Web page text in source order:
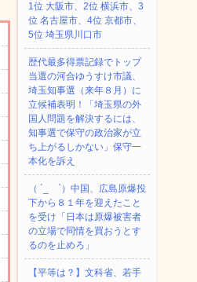
1位 大阪市、2位 横浜市、3
位 名古屋市、4位 京都市、
5位 埼玉県川口市
歴代最多得票記録でトップ
当選の河合ゆうすけ市議、
埼玉知事選（来年８月）に
立候補表明！「埼玉県の外
国人問題を解決するには、
知事選で保守の政治家が立
ち上がるしかない」保守一
本化を訴え
（ ´_ゝ`）中国、広島原爆投
下から８１年を迎えたこと
を受け「日本は原爆被害者
の立場で同情を買おうとす
るのを止めろ」
【平等は？】文科省、若手